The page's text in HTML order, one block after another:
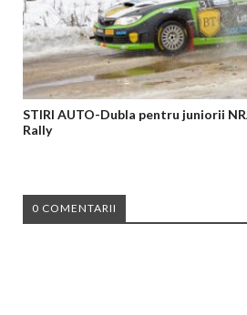
STIRI AUTO-Dubla pentru juniorii
Rally
0 COMENTARII